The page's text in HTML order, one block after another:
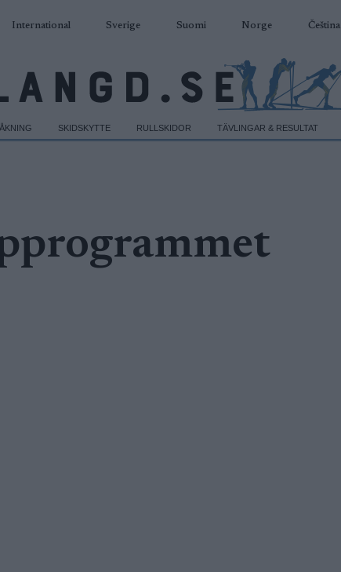
International Sverige Suomi Norge Čeština
SKIDSKYTTE RULLSKIDOR TÄVLINGAR & RESULTAT